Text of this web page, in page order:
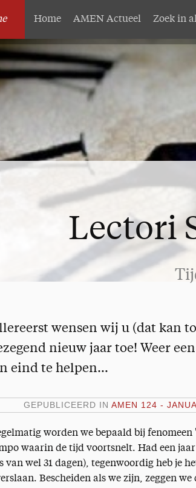
Over AMEN
Abonnementen
Proefnummer AMEN
Steun AMEN
Home AMEN Actueel Zoek in
Lectori
wensen wij u (dat kan
nieuw jaar toe! Weer
eind te helpen…
GEPUBLICEERD INAMEN 124 -
worden we bepaald bij
waarin de tijd voortsnelt. Had een
van wel 31 dagen), tegenwoordig heb je
Bescheiden als we zijn, zeggen